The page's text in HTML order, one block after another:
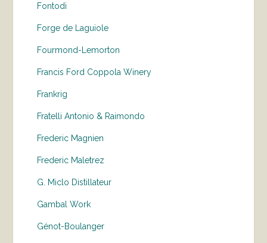
Fontodi
Forge de Laguiole
Fourmond-Lemorton
Francis Ford Coppola Winery
Frankrig
Fratelli Antonio & Raimondo
Frederic Magnien
Frederic Maletrez
G. Miclo Distillateur
Gambal Work
Génot-Boulanger